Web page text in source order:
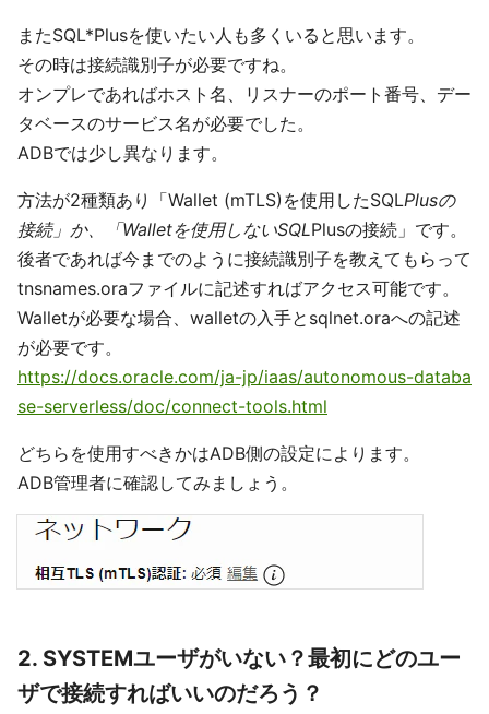
またSQL*Plusを使いたい人も多くいると思います。
その時は接続識別子が必要ですね。
オンプレであればホスト名、リスナーのポート番号、デー
タベースのサービス名が必要でした。
ADBでは少し異なります。
方法が2種類あり「Wallet (mTLS)を使用したSQLPlusの
接続」か、「Walletを使用しないSQLPlusの接続」です。
後者であれば今までのように接続識別子を教えてもらって
tnsnames.oraファイルに記述すればアクセス可能です。
Walletが必要な場合、walletの入手とsqlnet.oraへの記述
が必要です。
https://docs.oracle.com/ja-jp/iaas/autonomous-databa
se-serverless/doc/connect-tools.html
どちらを使用すべきかはADB側の設定によります。
ADB管理者に確認してみましょう。
2. SYSTEMユーザがいない？最初にどのユー
ザで接続すればいいのだろう？